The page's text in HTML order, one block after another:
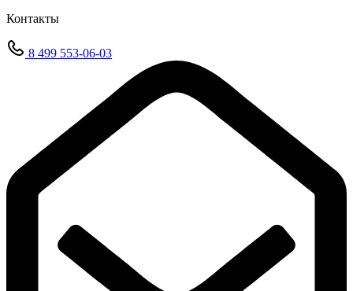
Контакты
8 499 553-06-03